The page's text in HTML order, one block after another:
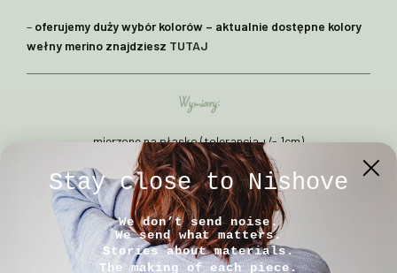
– oferujemy duży wybór kolorów – aktualnie dostępne kolory
wełny merino znajdziesz TUTAJ
Wymiary:
mierzone na płasko (tolerancja +/- 1cm)
Rozmiar 1: 8/25cm
Rozmiar 2: 10/30cm
Stay close to Nishove
We don’t send noise.
We send what matters.
Stories about materials.
The making of each piece.